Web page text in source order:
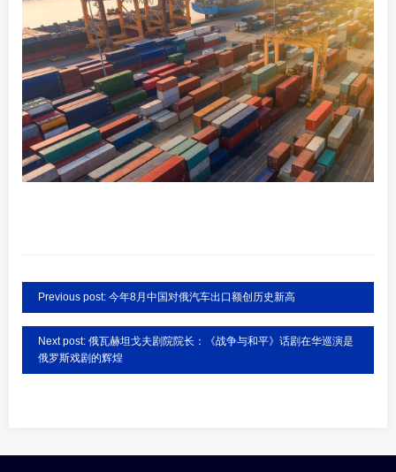
Previous post: 今年8月中国对俄汽车出口额创历史新高
Next post: 俄瓦赫坦戈夫剧院院长：《战争与和平》话剧在华巡演是
俄罗斯戏剧的辉煌